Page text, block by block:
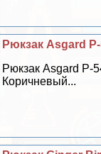
Рюкзак Asgard
Рюкзак Asgard Р-
Коричневый...